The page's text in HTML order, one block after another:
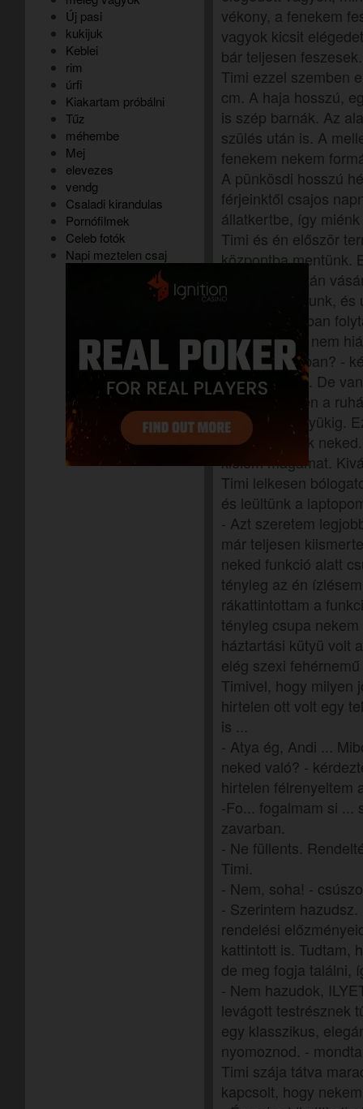
Új pasi
kukijuk
Keblei
rim
úrfi
Kiakartam próbálni
Tűz
méhembe
Mej
elevezes
vendg
Csaladi kirandulas
Pornófilmek
Celeb fotók
Napi meztelen csaj
vékony, a fenekem
vagyok kicsit
bár teljesen feszesek.
Timi ezzel szemben
cm. A haja hosszú,
is szép barnák. Az
szülés után is. A
fenekem nekem
A pünkösdi hosszú
férjeinktől csajos
állatkertbe, így
Timi és én először
központba mentünk.
pletykálni, aztán
Kicsit elfáradtunk,
lévő lakásomban
- Andi, neked nem
hétköznapokban? -
- Dehogynem. De
Van ott minden a
háztartási kütyükig.
annyira tetszik
kiélem magamat.
Timi lelkesen
és leültünk a
- Azt szeretem
már teljesen
neked funkció alatt
tényleg az én
rákattintottam a
tényleg csupa
háztartási kütyü volt
elég szexi
Timivel, hogy milyen
hirtelen ott volt egy
is ...
- Atya ég, Andi ...
neked való? -
hirtelen félrenyeltem
-Fo... fogalmam si ...
zavarban.
- Ne füllents.
Timi.
- Nem, soha! -
- Szerintem
rendelési
kattintott is. Tudtam,
de meg fogja találni,
- Nem hazudok,
levágott testrésznek
egy klasszikus,
nyomoznod. -
Timi szája tátva
kapcsolt, hogy